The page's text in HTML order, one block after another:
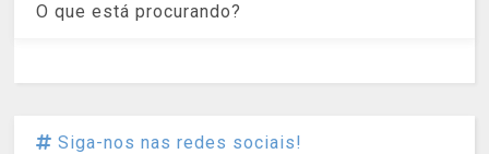
O que está procurando?
Siga-nos nas redes sociais!